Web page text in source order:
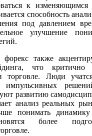
к
способность
под давлением
улучшение
форекс также
что критично
торговле. Люди
импульсивных
развитию
анализ реальных
понимать
более